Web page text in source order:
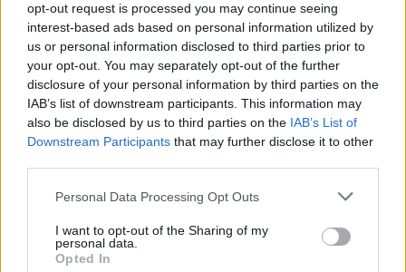
opt-out request is processed you may continue seeing
interest-based ads based on personal information utilized by
us or personal information disclosed to third parties prior to
your opt-out. You may separately opt-out of the further
disclosure of your personal information by third parties on the
IAB’s list of downstream participants. This information may
also be disclosed by us to third parties on the IAB’s List of
Downstream Participants that may further disclose it to other
Personal Data Processing Opt Outs
I want to opt-out of the Sharing of my
personal data.
Opted In
priėmimo dienos apeliaciniu skundu gali būti
skundžiamas Lietuvos apeliaciniam teismui,
skundą paduodant Vilniaus apygardos